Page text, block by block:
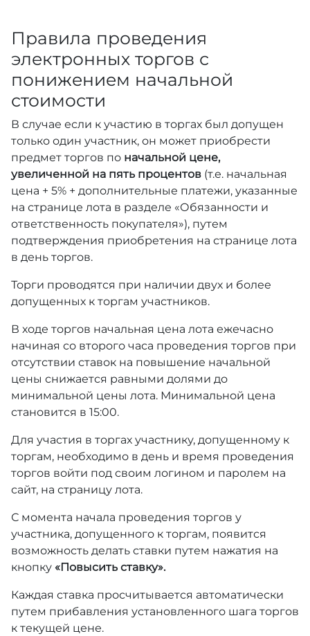
Правила проведения
электронных торгов с
понижением начальной
стоимости
В случае если к участию в торгах был допущен
только один участник, он может приобрести
предмет торгов по начальной цене,
увеличенной на пять процентов (т.е. начальная
цена + 5% + дополнительные платежи, указанные
на странице лота в разделе «Обязанности и
ответственность покупателя»), путем
подтверждения приобретения на странице лота
в день торгов.
Торги проводятся при наличии двух и более
допущенных к торгам участников.
В ходе торгов начальная цена лота ежечасно
начиная со второго часа проведения торгов при
отсутствии ставок на повышение начальной
цены снижается равными долями до
минимальной цены лота. Минимальной цена
становится в 15:00.
Для участия в торгах участнику, допущенному к
торгам, необходимо в день и время проведения
торгов войти под своим логином и паролем на
сайт, на страницу лота.
С момента начала проведения торгов у
участника, допущенного к торгам, появится
возможность делать ставки путем нажатия на
кнопку «Повысить ставку».
Каждая ставка просчитывается автоматически
путем прибавления установленного шага торгов
к текущей цене.